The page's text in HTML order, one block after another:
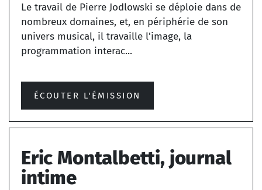
Le travail de Pierre Jodlowski se déploie dans de
nombreux domaines, et, en périphérie de son
univers musical, il travaille l'image, la
programmation interac...
ÉCOUTER L'ÉMISSION
Eric Montalbetti, journal
intime